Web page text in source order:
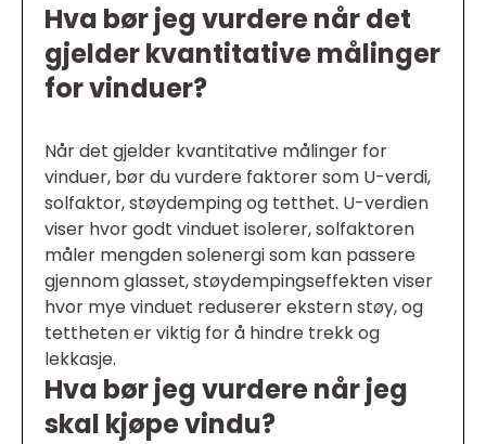
Hva bør jeg vurdere når det
gjelder kvantitative målinger
for vinduer?
Når det gjelder kvantitative målinger for
vinduer, bør du vurdere faktorer som U-verdi,
solfaktor, støydemping og tetthet. U-verdien
viser hvor godt vinduet isolerer, solfaktoren
måler mengden solenergi som kan passere
gjennom glasset, støydempingseffekten viser
hvor mye vinduet reduserer ekstern støy, og
tettheten er viktig for å hindre trekk og
lekkasje.
Hva bør jeg vurdere når jeg
skal kjøpe vindu?